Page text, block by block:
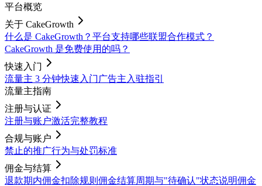
平台概览
关于 CakeGrowth
什么是 CakeGrowth？ 平台支持哪些联盟合作模式？
CakeGrowth 是免费使用的吗？
快速入门
流量主 3 分钟快速入门 广告主入驻指引
流量主指南
注册与认证
注册与账户激活完整教程
合规与账户
禁止的推广行为与处罚标准
佣金与结算
退款期内佣金扣除规则 佣金结算周期与"待确认"状态说明佣金